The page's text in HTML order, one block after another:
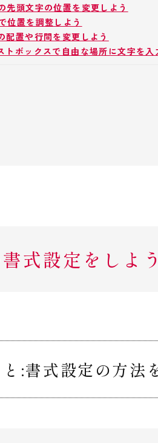
頭文字の位置を変更しよう
置を調整しよう
置や行間を変更しよう
ボックスで自由な場所に文字を入
式設定をしよ
:書式設定の方法